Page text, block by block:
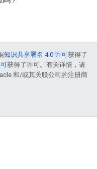
知识共享署名 4.0 许可获得了
获得了许可。有关详情，请
和/或其关联公司的注册商